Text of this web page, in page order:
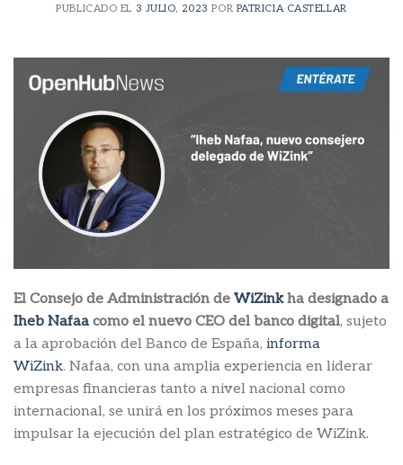
PUBLICADO EL 3 JULIO, 2023 POR PATRICIA CASTELLAR
El Consejo de Administración de WiZinkha designado a
Iheb Nafaa como el nuevo CEO del banco digital, sujeto
a la aprobación del Banco de España, informa
WiZink. Nafaa, con una amplia experiencia en liderar
empresas financieras tanto a nivel nacional como
internacional, se unirá en los próximos meses para
impulsar la ejecución del plan estratégico de WiZink.